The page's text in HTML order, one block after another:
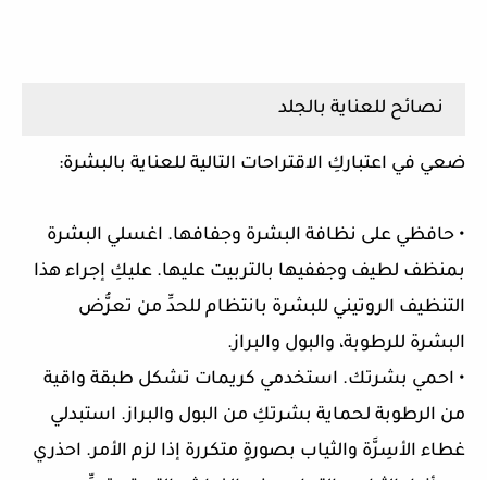
نصائح للعناية بالجلد
ضعي في اعتباركِ الاقتراحات التالية للعناية بالبشرة:
• حافظي على نظافة البشرة وجفافها. اغسلي البشرة
بمنظف لطيف وجففيها بالتربيت عليها. عليكِ إجراء هذا
التنظيف الروتيني للبشرة بانتظام للحدِّ من تعرُّض
البشرة للرطوبة، والبول والبراز.
• احمي بشرتك. استخدمي كريمات تشكل طبقة واقية
من الرطوبة لحماية بشرتكِ من البول والبراز. استبدلي
غطاء الأسِرَّة والثياب بصورةٍ متكررة إذا لزم الأمر. احذري